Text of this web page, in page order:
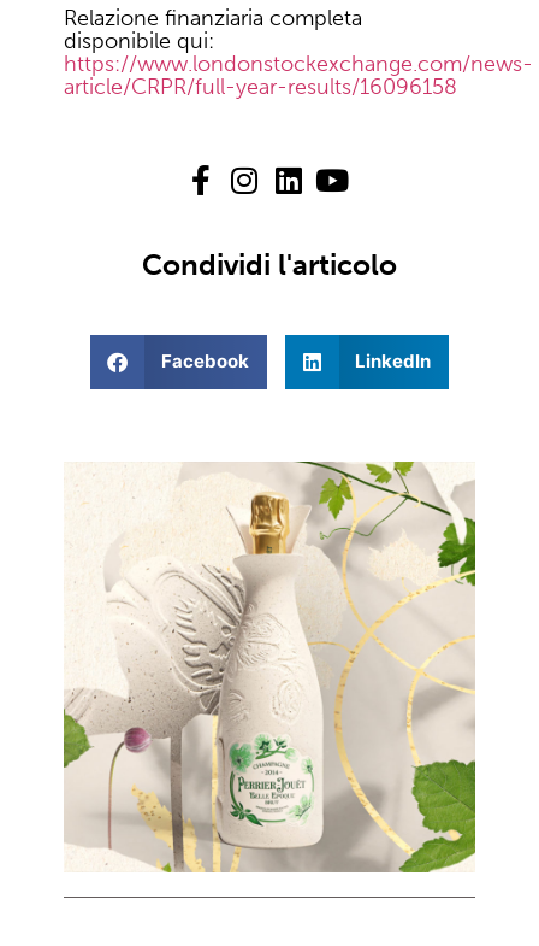
Relazione finanziaria completa
disponibile qui:
https://www.londonstockexchange.com/news-
article/CRPR/full-year-results/16096158
Condividi l'articolo
Facebook LinkedIn